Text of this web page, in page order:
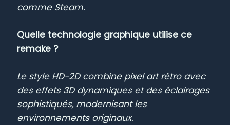
comme Steam.
Quelle technologie graphique utilise ce
remake ?
Le style HD-2D combine pixel art rétro avec
des effets 3D dynamiques et des éclairages
sophistiqués, modernisant les
environnements originaux.